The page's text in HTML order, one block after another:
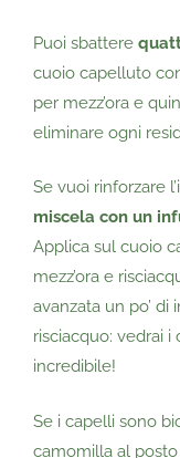
Puoi sbattere
cuoio capelluto
per mezz’ora e
eliminare ogni
Se vuoi rinforzare
miscela con un
Applica sul cuoio
mezz’ora e
avanzata un po’
risciacquo: vedrai
incredibile!
Se i capelli sono
camomilla al